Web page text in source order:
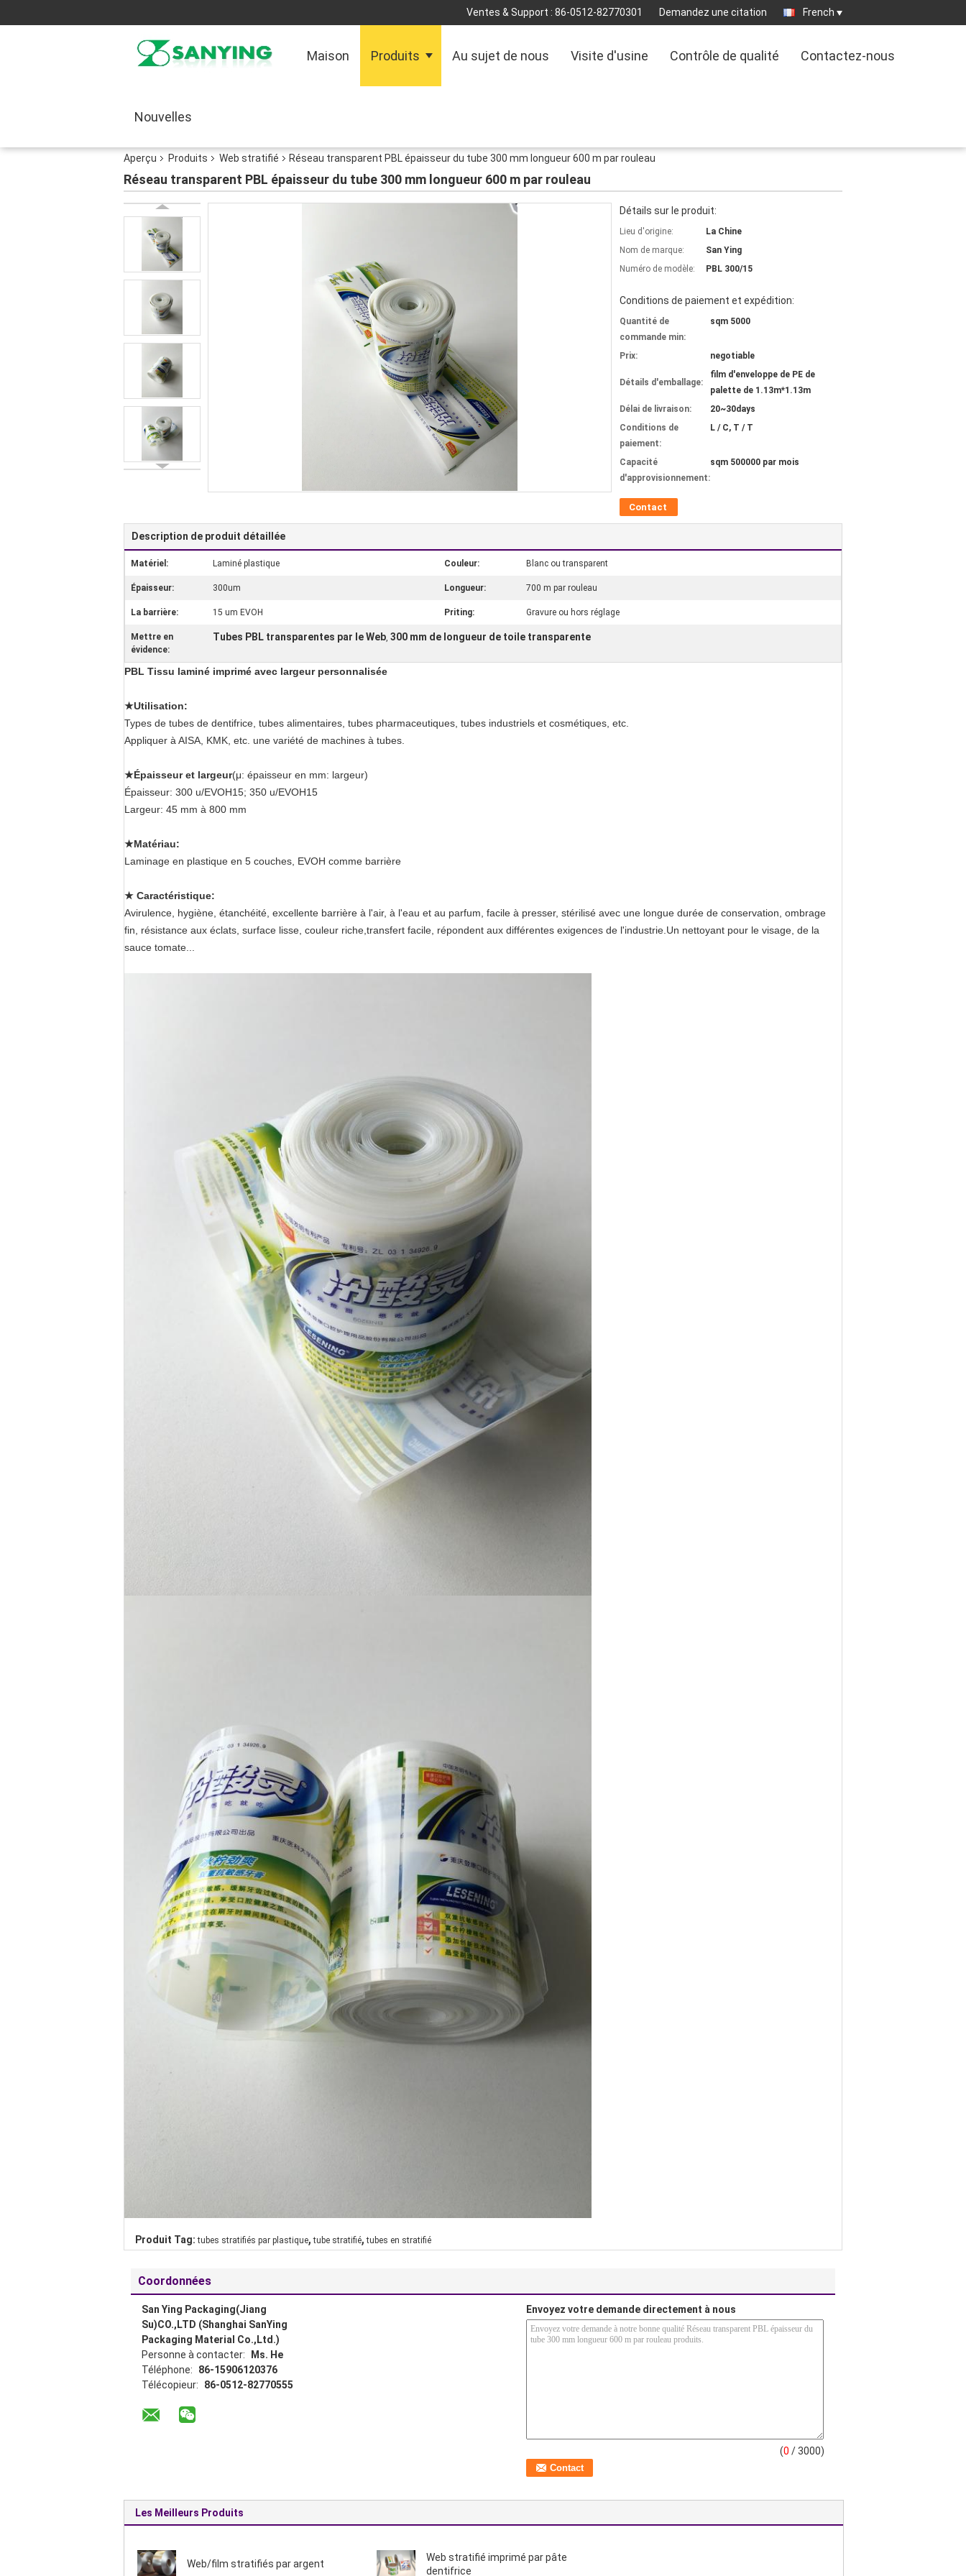
Ventes & Support : 86-0512-82770301 Demandez une citation French
Maison Produits Au sujet de nous Visite d'usine Contrôle de qualité Contactez-nous
Nouvelles
Aperçu Produits Web stratifié Réseau transparent PBL épaisseur du tube 300 mm longueur 600 m par rouleau
Réseau transparent PBL épaisseur du tube 300 mm longueur 600 m par rouleau
Détails sur le produit:
Lieu d'origine:
La Chine
Nom de marque:
San Ying
Numéro de modèle:
PBL 300/15
Conditions de paiement et expédition:
Quantité de
commande min:
sqm 5000
Prix: negotiable
Détails d'emballage:
film d'enveloppe de PE de
palette de 1.13m*1.13m
Délai de livraison:
20~30days
Conditions de
paiement:
L / C, T / T
Capacité
d'approvisionnement:
sqm 500000 par mois
Contact
Description de produit détaillée
Matériel: Laminé plastique Couleur: Blanc ou transparent
Épaisseur: 300um Longueur: 700 m par rouleau
La barrière: 15 um EVOH Priting: Gravure ou hors réglage
Mettre en
évidence:
Tubes PBL transparentes par le Web, 300 mm de longueur de toile transparente
PBL Tissu laminé imprimé avec largeur personnalisée
★Utilisation:
Types de tubes de dentifrice, tubes alimentaires, tubes pharmaceutiques, tubes industriels et cosmétiques, etc.
Appliquer à AISA, KMK, etc. une variété de machines à tubes.
★Épaisseur et largeur(μ: épaisseur en mm: largeur)
Épaisseur: 300 u/EVOH15; 350 u/EVOH15
Largeur: 45 mm à 800 mm
★Matériau:
Laminage en plastique en 5 couches, EVOH comme barrière
★ Caractéristique:
Avirulence, hygiène, étanchéité, excellente barrière à l'air, à l'eau et au parfum, facile à presser, stérilisé avec une longue durée de conservation, ombrage
fin, résistance aux éclats, surface lisse, couleur riche,transfert facile, répondent aux différentes exigences de l'industrie. Un nettoyant pour le visage, de la
sauce tomate...
Produit Tag: tubes stratifiés par plastique, tube stratifié, tubes en stratifié
Coordonnées
San Ying Packaging(Jiang
Su)CO.,LTD (Shanghai SanYing
Packaging Material Co.,Ltd.)
Personne à contacter:
Ms. He
Téléphone:
86-15906120376
Télécopieur:
86-0512-82770555
Envoyez votre demande directement à nous
(0 / 3000)
Les Meilleurs Produits
Web/film stratifiés par argent
Web stratifié imprimé par pâte
dentifrice